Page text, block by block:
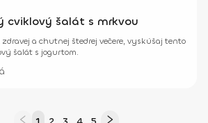
cviklový šalát s mrkvou
a chutnej štedrej večere, vyskúšaj tento
šalát s jogurtom.